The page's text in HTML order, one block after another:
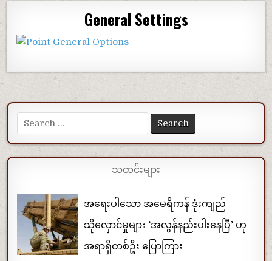
General Settings
Search for:
သတင်းများ
အရေးပါသော အမေရိကန် ဒုံးကျည်
သိုလှောင်မှုများ ‘အလွန်နည်းပါးနေပြီ’ ဟု
အရာရှိတစ်ဦး ပြောကြား